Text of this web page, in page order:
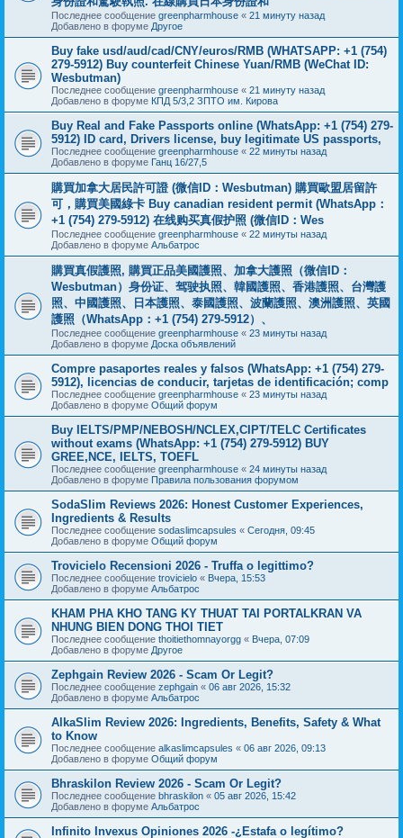
Последнее сообщение greenpharmhouse « 21 минуту назад
Добавлено в форуме Другое
Buy fake usd/aud/cad/CNY/euros/RMB (WHATSAPP: +1 (754)
279-5912) Buy counterfeit Chinese Yuan/RMB (WeChat ID:
Wesbutman)
Последнее сообщение greenpharmhouse « 21 минуту назад
Добавлено в форуме КПД 5/3,2 ЗПТО им. Кирова
Buy Real and Fake Passports online (WhatsApp: +1 (754) 279-
5912) ID card, Drivers license, buy legitimate US passports,
Последнее сообщение greenpharmhouse « 22 минуты назад
Добавлено в форуме Ганц 16/27,5
購買加拿大居民許可證 (微信ID：Wesbutman) 購買歐盟居留許
可，購買美國綠卡 Buy canadian resident permit (WhatsApp：
+1 (754) 279-5912) 在线购买真假护照 (微信ID：Wes
Последнее сообщение greenpharmhouse « 22 минуты назад
Добавлено в форуме Альбатрос
購買真假護照, 購買正品美國護照、加拿大護照（微信ID：
Wesbutman）身份证、驾驶执照、韓國護照、香港護照、台灣護
照、中國護照、日本護照、泰國護照、波蘭護照、澳洲護照、英國
護照（WhatsApp：+1 (754) 279-5912）、
Последнее сообщение greenpharmhouse « 23 минуты назад
Добавлено в форуме Доска объявлений
Compre pasaportes reales y falsos (WhatsApp: +1 (754) 279-
5912), licencias de conducir, tarjetas de identificación; comp
Последнее сообщение greenpharmhouse « 23 минуты назад
Добавлено в форуме Общий форум
Buy IELTS/PMP/NEBOSH/NCLEX,CIPT/TELC Certificates
without exams (WhatsApp: +1 (754) 279-5912) BUY
GREE,NCE, IELTS, TOEFL
Последнее сообщение greenpharmhouse « 24 минуты назад
Добавлено в форуме Правила пользования форумом
SodaSlim Reviews 2026: Honest Customer Experiences,
Ingredients & Results
Последнее сообщение sodaslimcapsules « Сегодня, 09:45
Добавлено в форуме Общий форум
Trovicielo Recensioni 2026 - Truffa o legittimo?
Последнее сообщение trovicielo « Вчера, 15:53
Добавлено в форуме Альбатрос
KHAM PHA KHO TANG KY THUAT TAI PORTALKRAN VA
NHUNG BIEN DONG THOI TIET
Последнее сообщение thoitiethomnayorgg « Вчера, 07:09
Добавлено в форуме Другое
Zephgain Review 2026 - Scam Or Legit?
Последнее сообщение zephgain « 06 авг 2026, 15:32
Добавлено в форуме Альбатрос
AlkaSlim Review 2026: Ingredients, Benefits, Safety & What
to Know
Последнее сообщение alkaslimcapsules « 06 авг 2026, 09:13
Добавлено в форуме Общий форум
Bhraskilon Review 2026 - Scam Or Legit?
Последнее сообщение bhraskilon « 05 авг 2026, 15:42
Добавлено в форуме Альбатрос
Infinito Invexus Opiniones 2026 -¿Estafa o legítimo?